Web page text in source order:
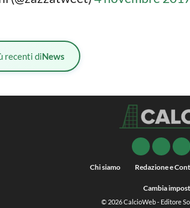
recenti diNews
Chi siamo Redazione e
Cambia
© 2026CalcioWeb- Editore